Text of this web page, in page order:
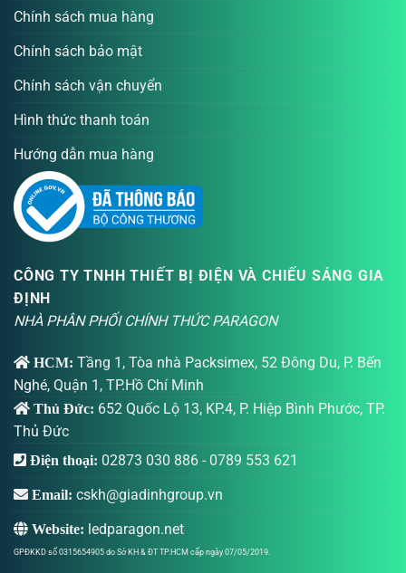
Chính sách mua hàng
Chính sách bảo mật
Chính sách vận chuyển
Hình thức thanh toán
Hướng dẫn mua hàng
CÔNG TY TNHH THIẾT BỊ ĐIỆN VÀ CHIẾU SÁNG GIA
ĐỊNH
NHÀ PHÂN PHỐI CHÍNH THỨC PARAGON
HCM: Tầng 1, Tòa nhà Packsimex, 52 Đông Du, P. Bến
Nghé, Quận 1, TP.Hồ Chí Minh
Thủ Đức: 652 Quốc Lộ 13, KP.4, P. Hiệp Bình Phước, TP.
Thủ Đức
Điện thoại: 02873 030 886 - 0789 553 621
Email: cskh@giadinhgroup.vn
Website: ledparagon.net
GPĐKKD số 0315654905 do Sở KH & ĐT TP.HCM cấp ngày 07/05/2019.